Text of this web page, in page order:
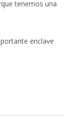
tenemos una
enclave